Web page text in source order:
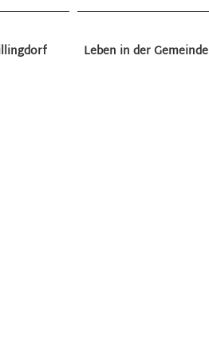
Leben in der Gemeinde